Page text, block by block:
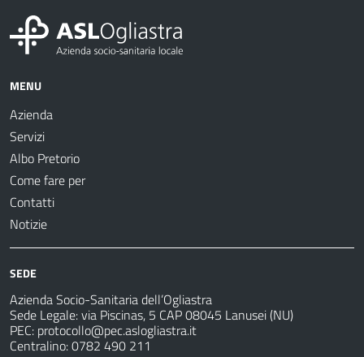
MENU
Azienda
Servizi
Albo Pretorio
Come fare per
Contatti
Notizie
SEDE
Azienda Socio-Sanitaria dell’Ogliastra
Sede Legale: via Piscinas, 5 CAP 08045 Lanusei (NU)
PEC: protocollo@pec.aslogliastra.it
Centralino: 0782 490 211